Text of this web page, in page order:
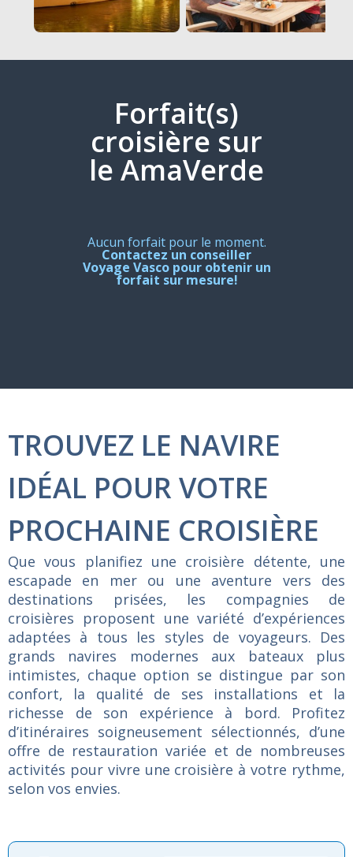
Forfait(s)
croisière sur
le AmaVerde
Aucun forfait pour le moment.
Contactez un conseiller
Voyage Vasco pour obtenir un
forfait sur mesure!
TROUVEZ LE NAVIRE
IDÉAL POUR VOTRE
PROCHAINE CROISIÈRE
Que vous planifiez une croisière détente, une
escapade en mer ou une aventure vers des
destinations prisées, les compagnies de
croisières proposent une variété d’expériences
adaptées à tous les styles de voyageurs. Des
grands navires modernes aux bateaux plus
intimistes, chaque option se distingue par son
confort, la qualité de ses installations et la
richesse de son expérience à bord. Profitez
d’itinéraires soigneusement sélectionnés, d’une
offre de restauration variée et de nombreuses
activités pour vivre une croisière à votre rythme,
selon vos envies.